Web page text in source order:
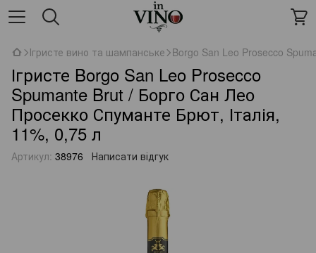
Ігристе вино та шампанське Borgo San Leo Prosecco
Ігристе Borgo San Leo Prosecco
Spumante Brut / Борго Сан Лео
Просекко Спуманте Брют, Італія,
11%, 0,75 л
Артикул: 38976 Написати відгук